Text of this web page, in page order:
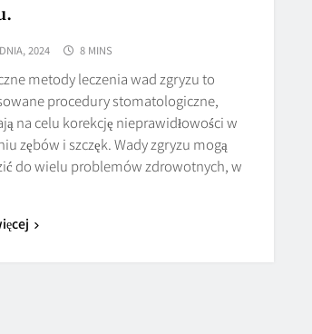
2024 8 MINS
metody leczenia wad zgryzu to
procedury stomatologiczne,
na celu korekcję nieprawidłowości w
zębów i szczęk. Wady zgryzu mogą
do wielu problemów zdrowotnych, w